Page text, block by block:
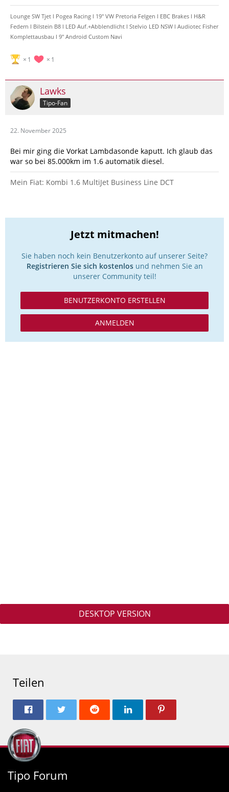
Lounge SW Tjet l Pogea Racing l 19" VW Pretoria Felgen l EBC Brakes l H&R
Federn l Bilstein B8 l LED Auf.+Abblendlicht l Stelvio LED NSW l Audiotec Fisher
Komplettausbau l 9" Android Custom Navi
1 1
Lawks
Tipo-Fan
22. November 2025
Bei mir ging die Vorkat Lambdasonde kaputt. Ich glaub das
war so bei 85.000km im 1.6 automatik diesel.
Mein Fiat: Kombi 1.6 MultiJet Business Line DCT
Jetzt mitmachen!
Sie haben noch kein Benutzerkonto auf unserer Seite?
Registrieren Sie sich kostenlosund nehmen Sie an
unserer Community teil!
BENUTZERKONTO ERSTELLEN
ANMELDEN
DESKTOP VERSION
Teilen
Tipo Forum